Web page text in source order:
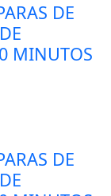
DE
MINUTOS
DE